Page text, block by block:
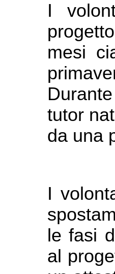
I
mesi
tutor
da una
I
le fasi
al